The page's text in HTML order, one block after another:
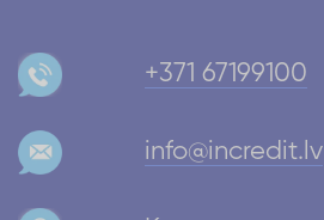
+371 67199100
info@incredit.lv